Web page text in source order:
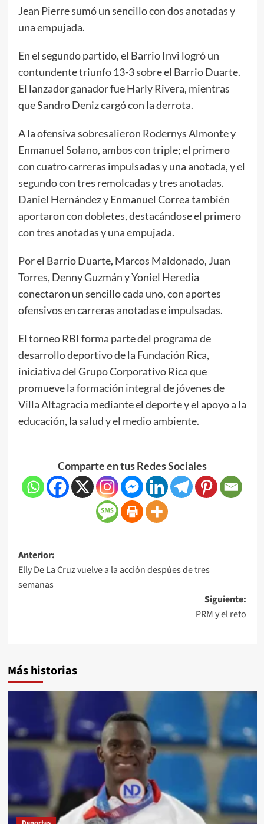
Jean Pierre sumó un sencillo con dos anotadas y
una empujada.
En el segundo partido, el Barrio Invi logró un
contundente triunfo 13-3 sobre el Barrio Duarte.
El lanzador ganador fue Harly Rivera, mientras
que Sandro Deniz cargó con la derrota.
A la ofensiva sobresalieron Rodernys Almonte y
Enmanuel Solano, ambos con triple; el primero
con cuatro carreras impulsadas y una anotada, y el
segundo con tres remolcadas y tres anotadas.
Daniel Hernández y Enmanuel Correa también
aportaron con dobletes, destacándose el primero
con tres anotadas y una empujada.
Por el Barrio Duarte, Marcos Maldonado, Juan
Torres, Denny Guzmán y Yoniel Heredia
conectaron un sencillo cada uno, con aportes
ofensivos en carreras anotadas e impulsadas.
El torneo RBI forma parte del programa de
desarrollo deportivo de la Fundación Rica,
iniciativa del Grupo Corporativo Rica que
promueve la formación integral de jóvenes de
Villa Altagracia mediante el deporte y el apoyo a la
educación, la salud y el medio ambiente.
Comparte en tus Redes Sociales
Anterior:
Elly De La Cruz vuelve a la acción despúes de tres
semanas
Siguiente:
PRM y el reto
Más historias